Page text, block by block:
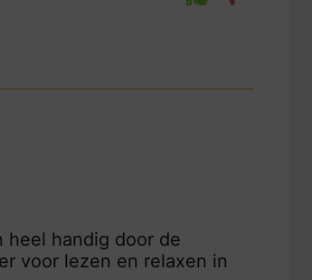
handig door de
voor lezen en relaxen in